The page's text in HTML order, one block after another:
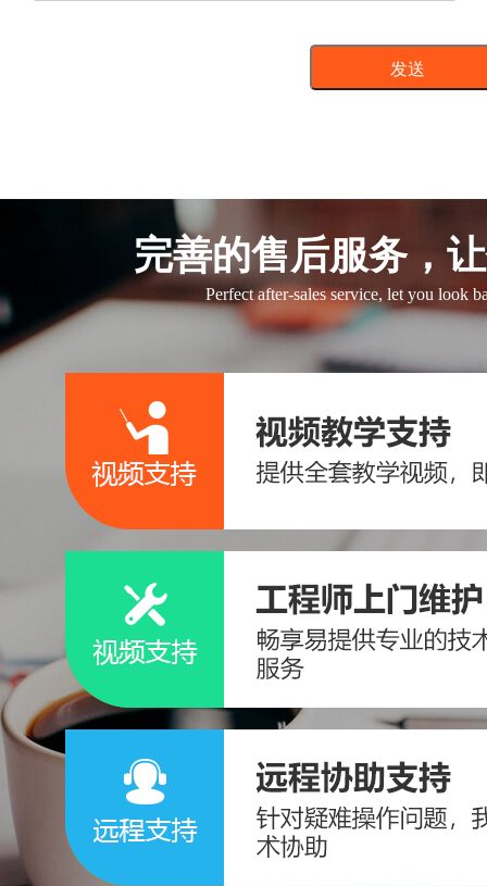
完善的售后服务，
Perfect after-sales service, let you look